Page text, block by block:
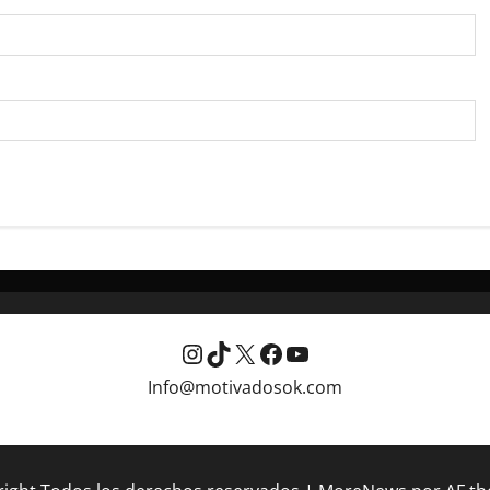
Instagram
TikTok
X Facebook
YouTube
Info@motivadosok.com